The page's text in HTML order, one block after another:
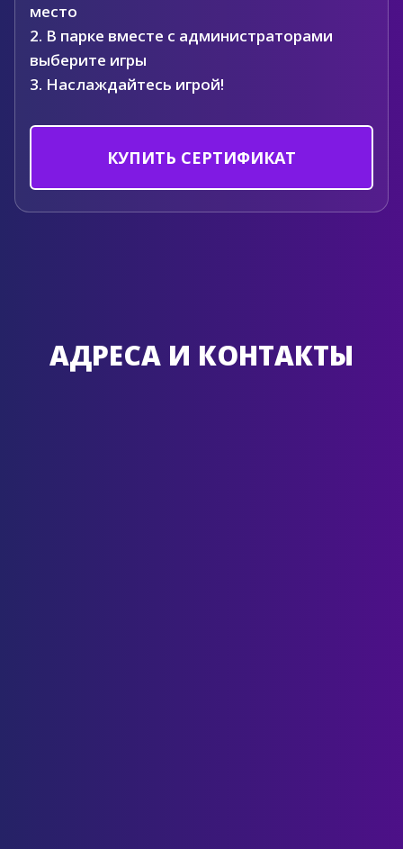
КУПИТЬ СЕРТИФИКАТ
место
2. В парке вместе с администраторами
выберите игры
3. Наслаждайтесь игрой!
АДРЕСА И КОНТАКТЫ